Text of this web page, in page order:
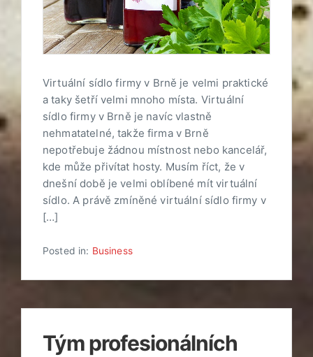
Virtuální sídlo firmy v Brně je velmi praktické
a taky šetří velmi mnoho místa. Virtuální
sídlo firmy v Brně je navíc vlastně
nehmatatelné, takže firma v Brně
nepotřebuje žádnou místnost nebo kancelář,
kde může přivítat hosty. Musím říct, že v
dnešní době je velmi oblíbené mít virtuální
sídlo. A právě zmíněné virtuální sídlo firmy v
[…]
Posted in: Business
Tým profesionálních